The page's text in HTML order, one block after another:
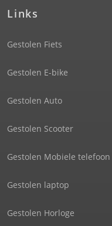
Links
Gestolen Fiets
Gestolen E-bike
Gestolen Auto
Gestolen Scooter
Gestolen Mobiele telefoon
Gestolen laptop
Gestolen Horloge